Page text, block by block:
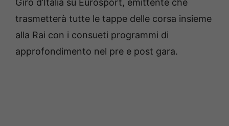
trasmetterà tutte le tappe delle corsa insieme
alla Rai con i consueti programmi di
approfondimento nel pre e post gara.